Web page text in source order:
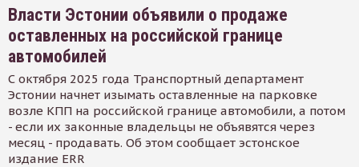
Власти Эстонии объявили о продаже
оставленных на российской границе
автомобилей
С октября 2025 года Транспортный департамент
Эстонии начнет изымать оставленные на парковке
возле КПП на российской границе автомобили, а потом
- если их законные владельцы не объявятся через
месяц - продавать. Об этом сообщает эстонское
издание ERR